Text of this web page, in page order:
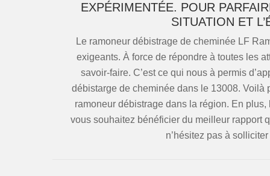
EXPÉRIMENTÉE. POUR
SITUATION ET
Le ramoneur débistrage de cheminée LF
exigeants. À force de répondre à toutes les
savoir-faire. C’est ce qui nous à permis
débistarge de cheminée dans le 13008.
ramoneur débistrage dans la région. En
vous souhaitez bénéficier du meilleur rapport
n’hésitez pas à